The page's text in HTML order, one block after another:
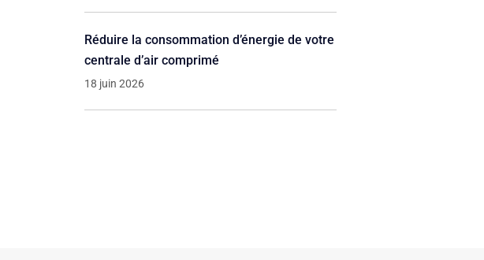
Réduire la consommation d’énergie de votre
centrale d’air comprimé
18 juin 2026